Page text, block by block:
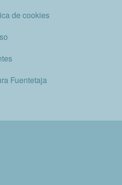
de cookies
Fuentetaja